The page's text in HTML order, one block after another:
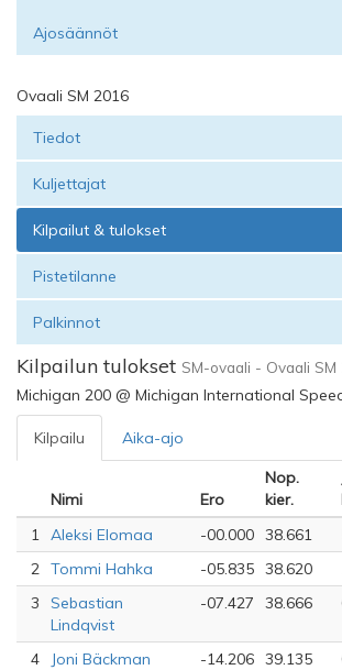
Ajosäännöt
Ovaali SM 2016
Tiedot
Kuljettajat
Kilpailut & tulokset
Pistetilanne
Palkinnot
Kilpailun tulokset SM-ovaali - Ovaali SM
Michigan 200 @ Michigan International
Kilpailu Aika-ajo
Nimi Ero
Nop.
kier.
1 Aleksi Elomaa -00.000 38.661
2 Tommi Hahka -05.835 38.620
3
Sebastian
Lindqvist
-07.427 38.666
4 Joni Bäckman -14.206 39.135